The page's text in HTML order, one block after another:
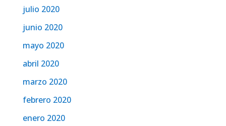
julio 2020
junio 2020
mayo 2020
abril 2020
marzo 2020
febrero 2020
enero 2020